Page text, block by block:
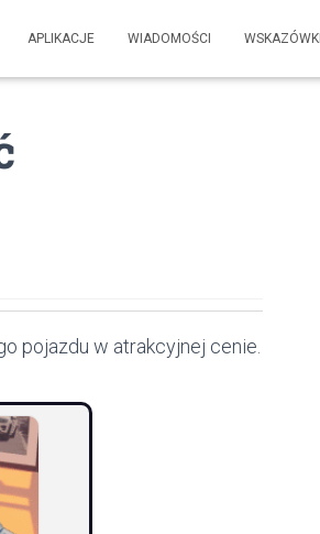
APLIKACJE WIADOMOŚCI WSKAZÓWKI
pojazdu w atrakcyjnej cenie.